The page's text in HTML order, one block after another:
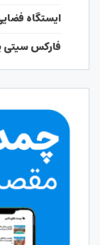
ایستگاه
فارکس سیتی